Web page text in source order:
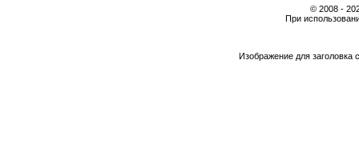
© 2008 -
При
Изображение для